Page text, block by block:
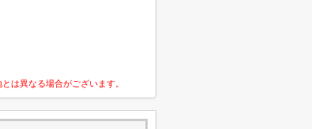
は異なる場合がございます。